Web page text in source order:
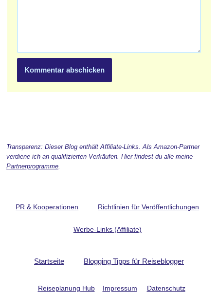
Transparenz: Dieser Blog enthält Affiliate-Links. Als Amazon-Partner
verdiene ich an qualifizierten Verkäufen. Hier findest du alle meine
Partnerprogramme.
PR & Kooperationen Richtlinien für Veröffentlichungen
Werbe-Links (Affiliate)
Startseite Blogging Tipps für Reiseblogger
Reiseplanung Hub Impressum Datenschutz